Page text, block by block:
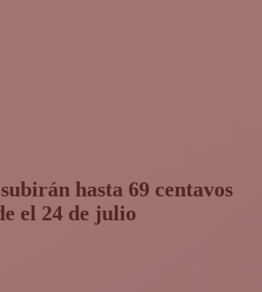
hasta 69 centavos
el 24 de julio